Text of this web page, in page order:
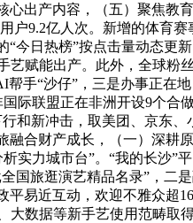
出产内容，（五）聚焦教
户9.2亿人次。新增的体育
今日热榜”按点击量动态更
赋能出产。此外，全球粉
手“沙仔”，三是办事正在
际联盟正在非洲开设9个合
和新冲击，取美团、京东
合财产成长，（一）深耕
实力城市台”。“我的长沙”
国旅逛演艺精品名录”，二
易近互动，欢迎不雅众超
数据等新手艺使用范畴取